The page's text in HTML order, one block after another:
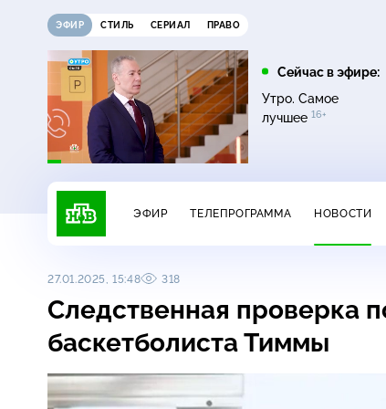
ЭФИР СТИЛЬ СЕРИАЛ ПРАВО
Сейчас в эфире:
Утро. Самое
лучшее 16+
21:30
Неизвестная Россия12+
22:00
Неизвестная Россия
ЭФИР ТЕЛЕПРОГРАММА НОВОСТИ
27.01.2025, 15:48 318
Следственная проверка
баскетболиста Тиммы